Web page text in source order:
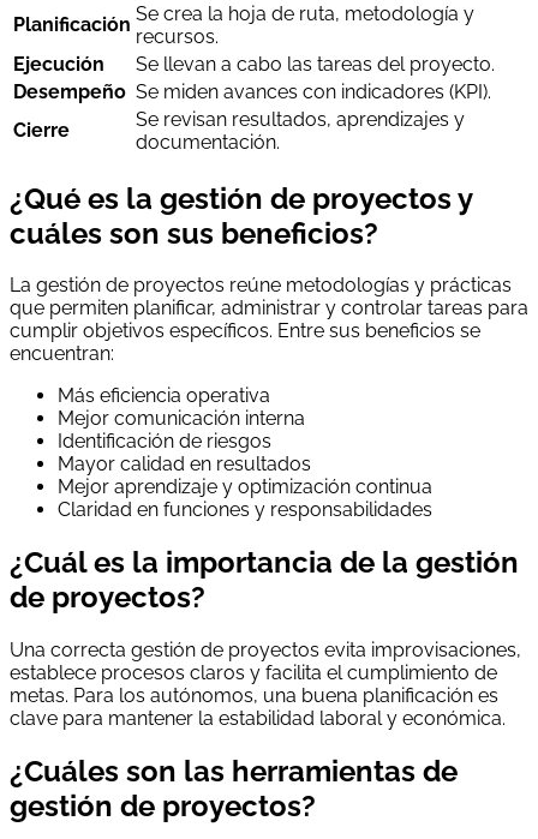
Planificación Se crea la hoja de ruta, metodología y
recursos.
Ejecución
Se llevan a cabo las tareas del proyecto.
Desempeño Se miden avances con indicadores (KPI).
Cierre
Se revisan resultados, aprendizajes y
documentación.
¿Qué es la gestión de proyectos y
cuáles son sus beneficios?
La gestión de proyectos reúne metodologías y prácticas
que permiten planificar, administrar y controlar tareas para
cumplir objetivos específicos. Entre sus beneficios se
encuentran:
Más eficiencia operativa
Mejor comunicación interna
Identificación de riesgos
Mayor calidad en resultados
Mejor aprendizaje y optimización continua
Claridad en funciones y responsabilidades
¿Cuál es la importancia de la gestión
de proyectos?
Una correcta gestión de proyectos evita improvisaciones,
establece procesos claros y facilita el cumplimiento de
metas. Para los autónomos, una buena planificación es
clave para mantener la estabilidad laboral y económica.
¿Cuáles son las herramientas de
gestión de proyectos?